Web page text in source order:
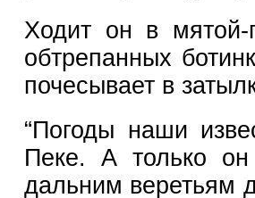
Ходит он в
обтрепанных
почесывает в
“Погоды наши
Пеке. А только
дальним веретьям